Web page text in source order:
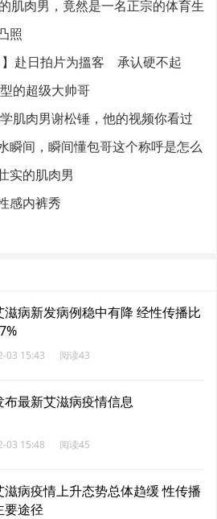
肌肉男，竟然是一名正宗的体育生
照
】赴日拍片为搵客 承认硬不起
的超级大帅哥
肌肉男谢松锤，他的视频你看过
瞬间，瞬间懂包哥这个称呼是怎么
实的肌肉男
感内裤秀
滋病新发病例稳中有降 经性传播比
03 15:43 阅读43
布最新艾滋病疫情信息
03 15:48 阅读45
滋病疫情上升态势总体趋缓 性传播
要途径